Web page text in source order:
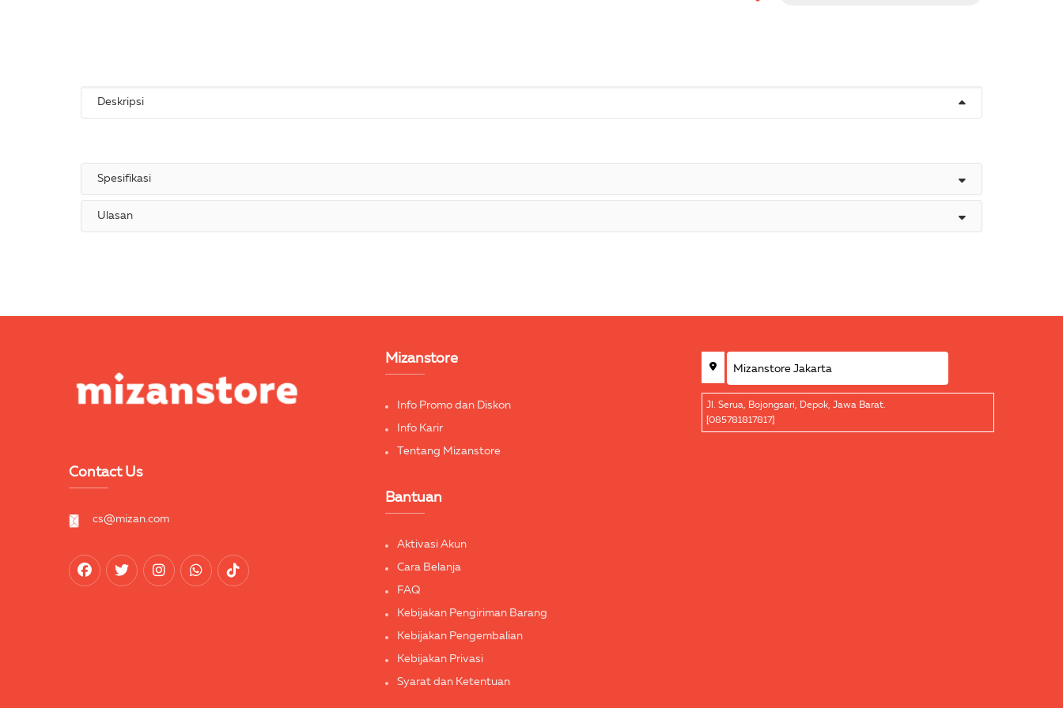
Deskripsi
Spesifikasi
Ulasan
Contact Us
cs@mizan.com
Mizanstore
Info Promo dan Diskon
Info Karir
Tentang Mizanstore
Bantuan
Aktivasi Akun
Cara Belanja
FAQ
Kebijakan Pengiriman Barang
Kebijakan Pengembalian
Kebijakan Privasi
Syarat dan Ketentuan
Jl. Serua, Bojongsari, Depok, Jawa Barat.
[085781817817]